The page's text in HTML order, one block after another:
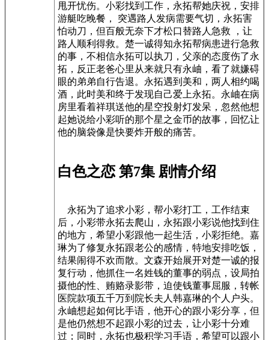
甩开忧伤。小彩找到工作，永拓帮她庆祝，安排
游艇吃晚餐， 突遇路人发病需要气切，永拓害
怕动刀，但百般无奈下才松口替路人急救 ，让
路人顺利得救。楚一诚得知永拓帮病患进行急救
的事，不相信永拓可以执刀，父亲的态度伤了永
拓，反正老爸心里从来就只有永岫，看了就嫌碍
眼的弟弟自行告退。永拓遇到美和，两人相约喝
酒，此时美和终于发现自己爱上永拓。永岫在病
房里看着祥琪送他的星空投射灯发呆，忽然他想
起她说给小彩听的那个星之金币的故事，回忆让
他的脑袋像是快要炸开般的痛苦。
白色之恋 第7集 剧情介绍
永拓为了追求小彩，帮小彩打工，工作结束
后，小彩带永拓去爬山，永拓跟小彩说他找到住
的地方，希望小彩跟他一起生活，小彩拒绝。嘉
琳为了修复永拓跟老公的感情，特地安排吃饭，
结果闹得不欢而散。文森开始展开对楚一诚的报
复行动，他抓住一名姓钱的董事的弱点，设局拍
摄他的性、贿赂录影带，迫使钱董事屈服，转帐
医院款项五千万到院长夫人韩嘉琳的个人户头。
永岫想起如何比手语，他开心的跟小彩分享，但
是他仍然想不起跟小彩的过去，让小彩十分难
过；同时，永拓也极积学习手语，希望可以跟小